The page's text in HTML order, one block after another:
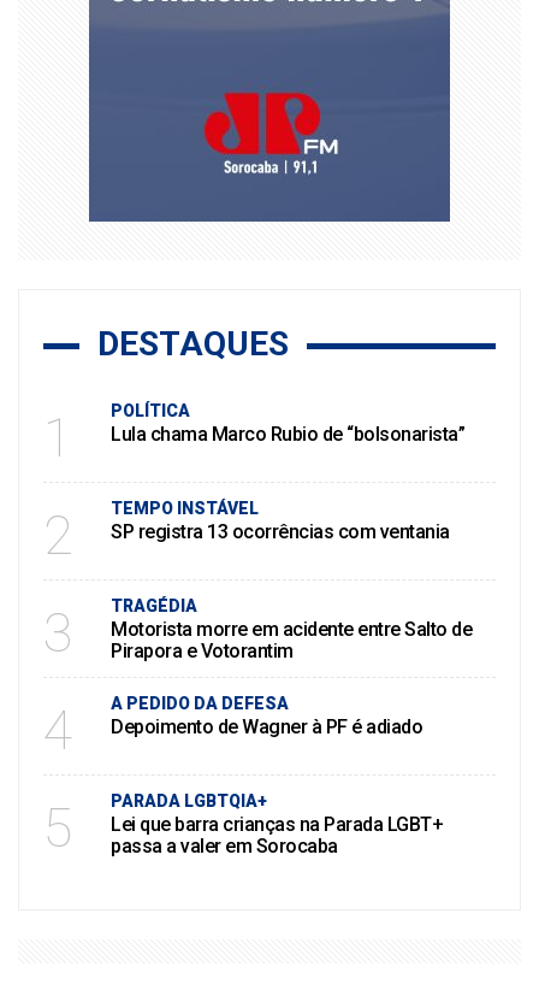
DESTAQUES
1 POLÍTICA
Lula chama Marco Rubio de “bolsonarista”
2 TEMPO INSTÁVEL
SP registra 13 ocorrências com ventania
3 TRAGÉDIA
Motorista morre em acidente entre Salto de
Pirapora e Votorantim
4 A PEDIDO DA DEFESA
Depoimento de Wagner à PF é adiado
5 PARADA LGBTQIA+
Lei que barra crianças na Parada LGBT+
passa a valer em Sorocaba